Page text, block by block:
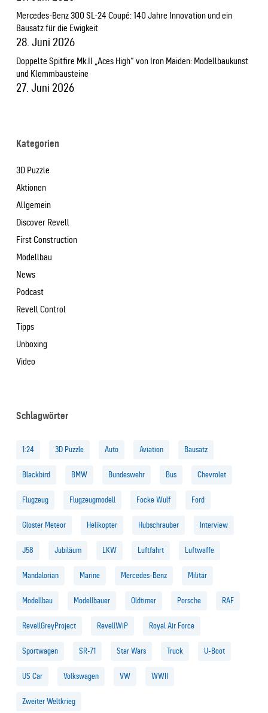
Mercedes-Benz 300 SL-24 Coupé: 140 Jahre Innovation und ein
Bausatz für die Ewigkeit
28. Juni 2026
Doppelte Spitfire Mk.II „Aces High“ von Iron Maiden: Modellbaukunst
und Klemmbausteine
27. Juni 2026
Kategorien
3D Puzzle
Aktionen
Allgemein
Discover Revell
First Construction
Modellbau
News
Podcast
Revell Control
Tipps
Unboxing
Video
Schlagwörter
1:24 3D Puzzle Auto Aviation Bausatz
Blackbird BMW Bundeswehr Bus Chevrolet
Flugzeug Flugzeugmodell Focke Wulf Ford
Gloster Meteor Helikopter Hubschrauber Interview
J58 Jubiläum LKW Luftfahrt Luftwaffe
Mandalorian Marine Mercedes-Benz Militär
Modellbau Modellbauer Oldtimer Porsche RAF
RevellGreyProject RevellWiP Royal Air Force
Sportwagen SR-71 Star Wars Truck U-Boot
US Car Volkswagen VW WWII
Zweiter Weltkrieg